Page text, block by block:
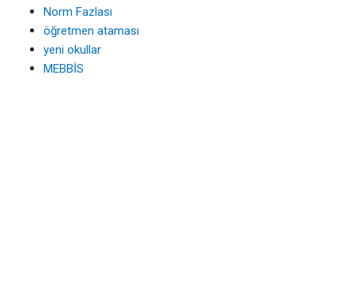
Norm Fazlası
öğretmen ataması
yeni okullar
MEBBİS